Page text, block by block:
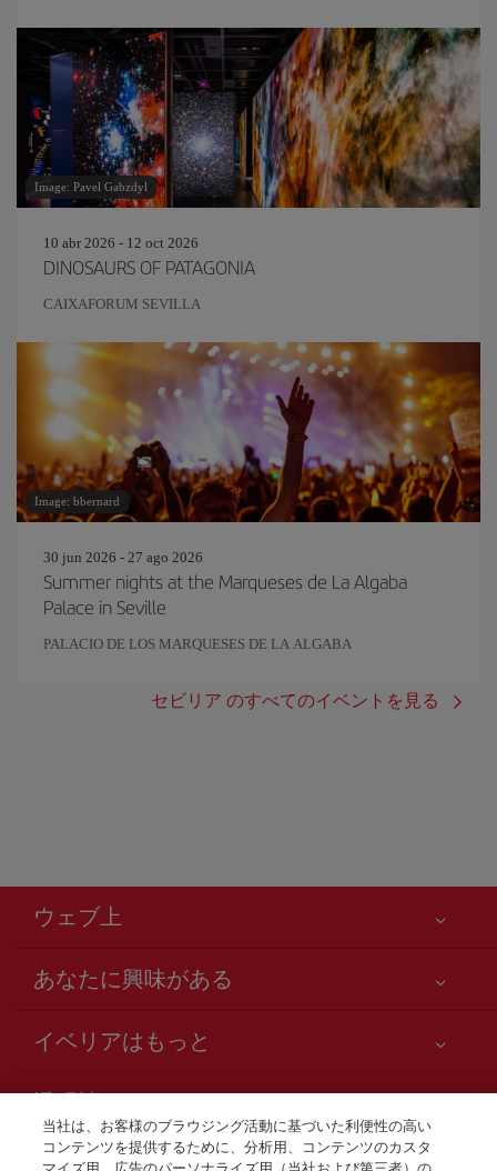
Image: Pavel Gabzdyl
10 abr 2026 - 12 oct 2026
DINOSAURS OF PATAGONIA
CAIXAFORUM SEVILLA
Image: bbernard
30 jun 2026 - 27 ago 2026
Summer nights at the Marqueses de La Algaba
Palace in Seville
PALACIO DE LOS MARQUESES DE LA ALGABA
セビリア のすべてのイベントを見る
ウェブ上
あなたに興味がある
アクセシビリティの宣言
サービスのお約束
Iberia.com サイトマップ
イベリアはもっと
イベリアグループ
株主および投資家向け情報
透明性
利用規約
お電話での航空券販売
当社は、お客様のブラウジング活動に基づいた利便性の高い
コンテンツを提供するために、分析用、コンテンツのカスタ